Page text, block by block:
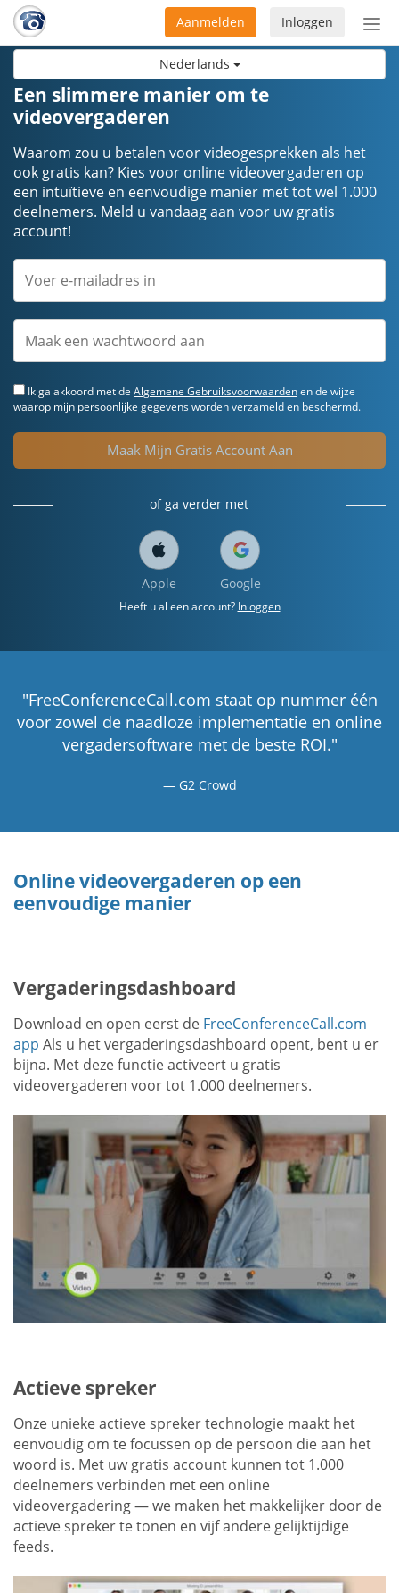
Nederlands
Inloggen
Aanmelden
Een slimmere manier om te
videovergaderen
Waarom zou u betalen voor videogesprekken als het
ook gratis kan? Kies voor online videovergaderen op
een intuïtieve en eenvoudige manier met tot wel 1.000
deelnemers. Meld u vandaag aan voor uw gratis
account!
Ik ga akkoord met de Algemene Gebruiksvoorwaardenen de wijze
waarop mijn persoonlijke gegevens worden verzameld en beschermd.
Maak Mijn Gratis Account Aan
of ga verder met
Apple Google
Heeft u al een account? Inloggen
"FreeConferenceCall.com staat op nummer één
voor zowel de naadloze implementatie en online
vergadersoftware met de beste ROI."
G2 Crowd
Online videovergaderen op een
eenvoudige manier
Vergaderingsdashboard
Download en open eerst de FreeConferenceCall.com
app Als u het vergaderingsdashboard opent, bent u er
bijna. Met deze functie activeert u gratis
videovergaderen voor tot 1.000 deelnemers.
Actieve spreker
Onze unieke actieve spreker technologie maakt het
eenvoudig om te focussen op de persoon die aan het
woord is. Met uw gratis account kunnen tot 1.000
deelnemers verbinden met een online
videovergadering — we maken het makkelijker door de
actieve spreker te tonen en vijf andere gelijktijdige
feeds.